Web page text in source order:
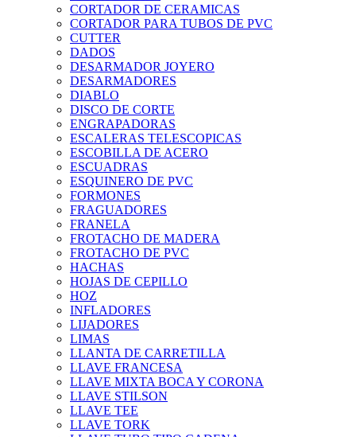
CORTADOR DE CERAMICAS
CORTADOR PARA TUBOS DE PVC
CUTTER
DADOS
DESARMADOR JOYERO
DESARMADORES
DIABLO
DISCO DE CORTE
ENGRAPADORAS
ESCALERAS TELESCOPICAS
ESCOBILLA DE ACERO
ESCUADRAS
ESQUINERO DE PVC
FORMONES
FRAGUADORES
FRANELA
FROTACHO DE MADERA
FROTACHO DE PVC
HACHAS
HOJAS DE CEPILLO
HOZ
INFLADORES
LIJADORES
LIMAS
LLANTA DE CARRETILLA
LLAVE FRANCESA
LLAVE MIXTA BOCA Y CORONA
LLAVE STILSON
LLAVE TEE
LLAVE TORK